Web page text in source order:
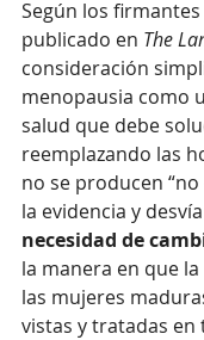
Según los
publicado en The
consideración
menopausia como
salud que debe
reemplazando las
no se producen
la evidencia y
necesidad de
la manera en que
las mujeres
vistas y tratadas en